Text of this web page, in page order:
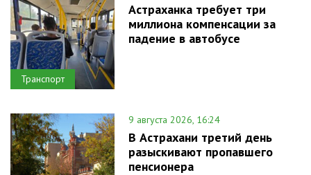
Транспорт
Астраханка требует три
миллиона компенсации за
падение в автобусе
9 августа 2026, 16:24
В Астрахани третий день
разыскивают пропавшего
пенсионера